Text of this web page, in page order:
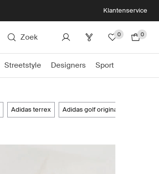
Klantenservice
Zoek 0 0
Streetstyle Designers Sport
adidas terrex adidas golf originals